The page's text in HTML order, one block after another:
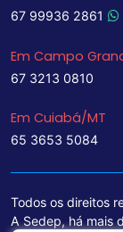
67 99936 2861
Em Campo
67 3213 0810
Em Cuiabá/MT
65 3653 5084
Todos os direitos
A Sedep, há mais